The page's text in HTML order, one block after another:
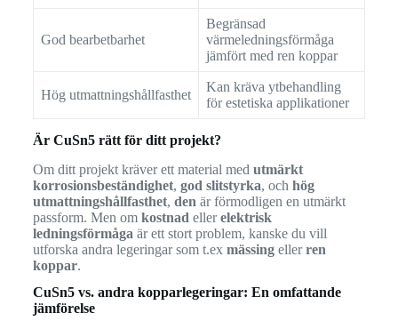
God bearbetbarhet
Begränsad
värmeledningsförmåga
jämfört med ren koppar
Hög utmattningshållfasthet
Kan kräva ytbehandling
för estetiska applikationer
Är CuSn5 rätt för ditt projekt?
Om ditt projekt kräver ett material med utmärkt
korrosionsbeständighet, god slitstyrka, och hög
utmattningshållfasthet, den är förmodligen en utmärkt
passform. Men om kostnad ellerelektrisk
ledningsförmåga är ett stort problem, kanske du vill
utforska andra legeringar som t.ex mässingellerren
koppar.
CuSn5 vs. andra kopparlegeringar: En omfattande
jämförelse